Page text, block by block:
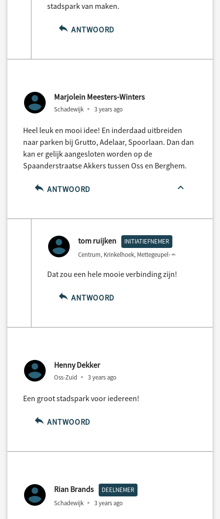
stadspark van maken.
ANTWOORD
Marjolein Meesters-Winters
Schadewijk 3 years ago
Heel leuk en mooi idee! En inderdaad uitbreiden
naar parken bij Grutto, Adelaar, Spoorlaan. Dan dan
kan er gelijk aangesloten worden op de
Spaanderstraatse Akkers tussen Oss en Berghem.
ANTWOORD
tom ruijken INITIATIEFNEMER
Centrum, Krinkelhoek, Mettegeupel
Dat zou een hele mooie verbinding zijn!
ANTWOORD
Henny Dekker
Oss-Zuid 3 years ago
Een groot stadspark voor iedereen!
ANTWOORD
Rian Brands DEELNEMER
Schadewijk 3 years ago